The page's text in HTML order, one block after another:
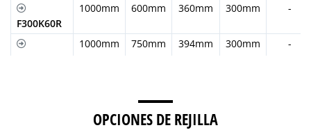
F300K60R
1000mm 600mm 360mm 300mm -
1000mm 750mm 394mm 300mm -
OPCIONES DE REJILLA